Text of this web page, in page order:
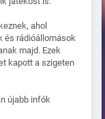
ahol
és rádióállomások
majd. Ezek
kapott a szigeten
újabb infók